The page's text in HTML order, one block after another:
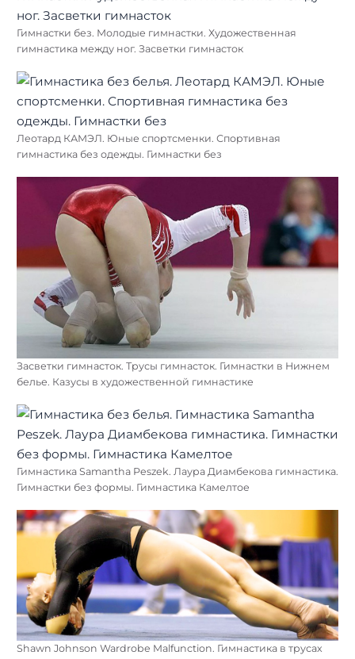
Гимнастки без. Молодые гимнастки. Художественная
гимнастика между ног. Засветки гимнасток
Леотард КАМЭЛ. Юные спортсменки. Спортивная
гимнастика без одежды. Гимнастки без
Засветки гимнасток. Трусы гимнасток. Гимнастки в Нижнем
белье. Казусы в художественной гимнастике
Гимнастика Samantha Peszek. Лаура Диамбекова гимнастика.
Гимнастки без формы. Гимнастика Камелтое
Shawn Johnson Wardrobe Malfunction. Гимнастика в трусах